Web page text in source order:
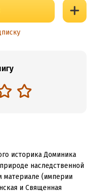
историка Доминика
наследственной
материале (империи
и Священная